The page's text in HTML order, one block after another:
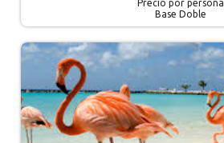
Precio por persona
Base Doble